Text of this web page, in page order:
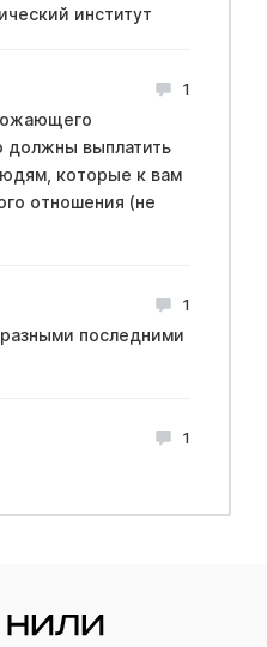
институт
1
должны выплатить
которые к вам
отношения (не
1
последними
1